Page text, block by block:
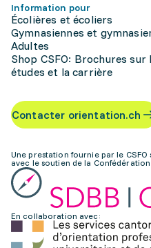
Information pour
Écolières et écoliers
Gymnasiennes et
Adultes
Shop CSFO: Brochures
études et la carrière
Contacter orientation.ch
Une prestation fournie par le CSFO
avec le soutien de la Confédération
En collaboration avec: